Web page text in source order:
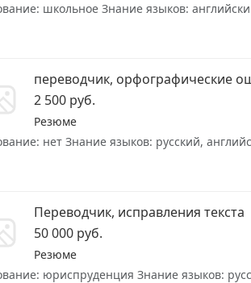
школьное Знание языков:
переводчик, орфографические
2 500 руб.
Резюме
нет Знание языков: русский,
Переводчик, исправления текста
50 000 руб.
Резюме
юриспруденция Знание языков: